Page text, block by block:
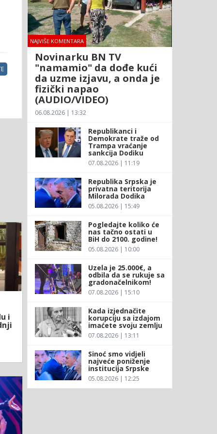
i
NAJVIŠE KOMENTARA
Novinarku BN TV
"namamio" da dođe kući
da uzme izjavu, a onda je
fizički napao
(AUDIO/VIDEO)
06.08.2026 | 13:32
Republikanci i
Demokrate traže od
Trampa vraćanje
sankcija Dodiku
07.08.2026 | 11:19
Republika Srpska je
privatna teritorija
Milorada Dodika
05.08.2026 | 15:49
Pogledajte koliko će
nas tačno ostati u
BiH do 2100. godine!
05.08.2026 | 10:00
Uzela je 25.000€, a
odbila da se rukuje sa
gradonačelnikom!
07.08.2026 | 15:10
Kada izjednačite
korupciju sa izdajom
imaćete svoju zemlju
07.08.2026 | 13:11
Sinoć smo vidjeli
najveće poniženje
institucija Srpske
05.08.2026 | 12:25